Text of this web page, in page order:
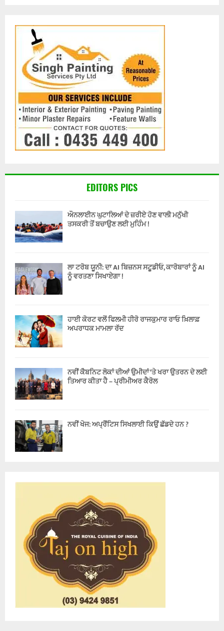
EDITORS PICS
ਔਨਲਾਈਨ ਘੁਟਾਲਿਆਂ ਦੇ ਜ਼ਰੀਏ ਹੋਣ ਵਾਲੀ ਮਨੁੱਖੀ
ਤਸਕਰੀ ਤੋਂ ਬਚਾਉਣ ਲਈ ਮੁਹਿੰਮ !
ਲਾ ਟਰੋਬ ਯੂਨੀ: ਦਾ AI ਬਿਜ਼ਨਸ ਸਟੂਡੀਓ, ਕਾਰੋਬਾਰਾਂ ਨੂੰ AI
ਨੂੰ ਵਰਤਣਾ ਸਿਖਾਏਗਾ !
ਹਾਈ ਕੋਰਟ ਵਲੋਂ ਫਿਲਮੀ ਹੀਰੋ ਰਾਜਕੁਮਾਰ ਰਾਓ ਖ਼ਿਲਾਫ਼
ਅਪਰਾਧਕ ਮਾਮਲਾ ਰੱਦ
ਨਵੀਂ ਕੈਬਨਿਟ ਲੋਕਾਂ ਦੀਆਂ ਉਮੀਦਾਂ ‘ਤੇ ਖਰਾ ਉਤਰਨ ਦੇ ਲਈ
ਤਿਆਰ ਕੀਤਾ ਹੈ – ਪ੍ਰੀਮੀਅਰ ਕੈਰੋਲ
ਨਵੀਂ ਖੋਜ: ਅਪ੍ਰੈਂਟਿਸ ਸਿਖਲਾਈ ਕਿਉਂ ਛੱਡਦੇ ਹਨ ?